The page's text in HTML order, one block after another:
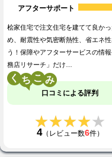
アフターサポート
桧家住宅で注文住宅を建てて良か
め、耐震性や気密断熱性、省エネ
う！保障やアフターサービスの情
務店リサーチ」だけ…
く こ
口コミによる評判
★★★★★
★★★★★
4（レビュー数6件）